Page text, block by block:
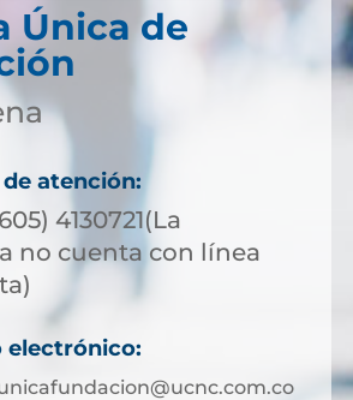
Única de
de atención:
4130721(La
no cuenta con línea
electrónico: